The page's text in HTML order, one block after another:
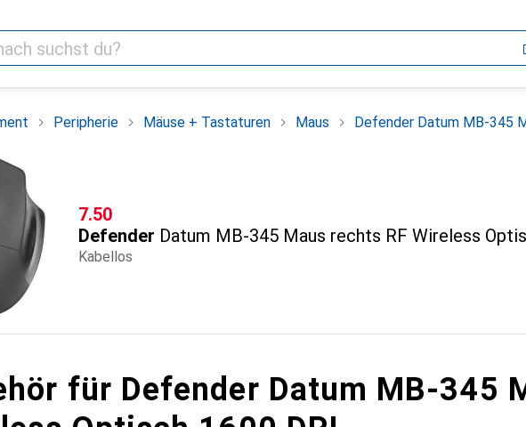
Peripherie Mäuse + Tastaturen Maus Defender Datum MB-345
CHF
7.50
Defender Datum MB-345 Maus rechts RF Wireless
Kabellos
für Defender Datum MB-345